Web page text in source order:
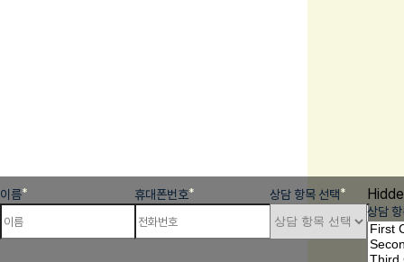
이름* 휴대폰번호* 상담 항목 선택*
상담